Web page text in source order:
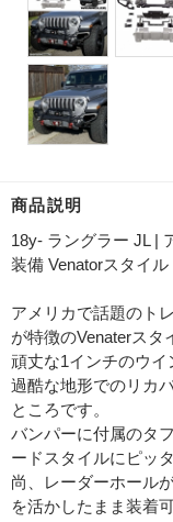
商品説明
18y- ラングラー JL |
装備 Venatorスタイ
アメリカで話題のト
が特徴のVenaterスタ
頑丈な1インチのウイ
過酷な地形でのリカ
ところです。
バンパーに付属のタ
ードスタイルにピッ
尚、レーダーホール
を活かしたまま装着